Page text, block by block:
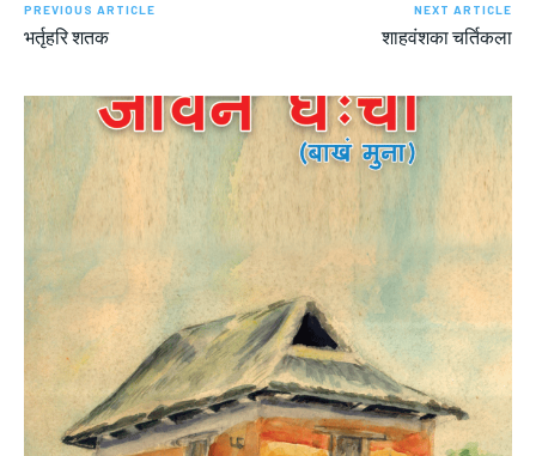
PREVIOUS ARTICLE
भर्तृहरि शतक
NEXT ARTICLE
शाहवंशका चर्तिकला